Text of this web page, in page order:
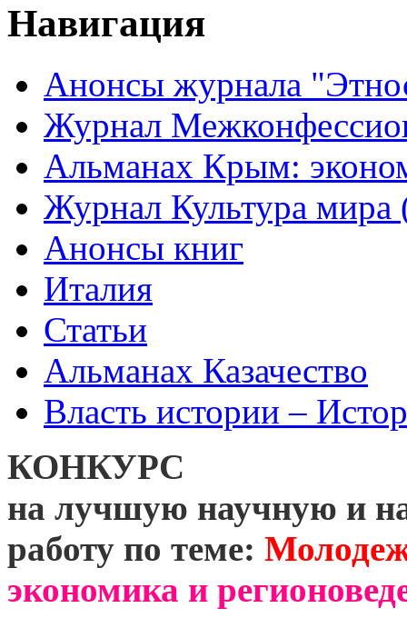
Навигация
Анонсы журнала
Журнал
Альманах Крым:
Журнал Культура
Анонсы книг
Италия
Статьи
Альманах Казачество
Власть истории –
КОНКУРС
на лучшую научную и
работу по теме:
экономика и